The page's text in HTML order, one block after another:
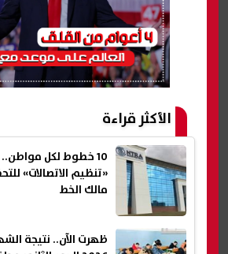
الأكثر قراءة
10 خطوط لكل
«تنظيم الاتصالات»
مالك الخط
ظهرت الآن.. نتيجة